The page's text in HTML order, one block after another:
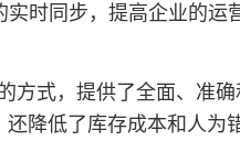
时同步，提高企业的运
式，提供了全面、准确
降低了库存成本和人为